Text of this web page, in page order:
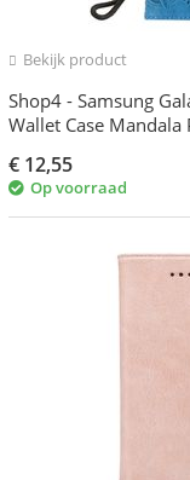
Bekijk product
Shop4 - Samsung
Wallet Case
€ 12,55
Op voorraad